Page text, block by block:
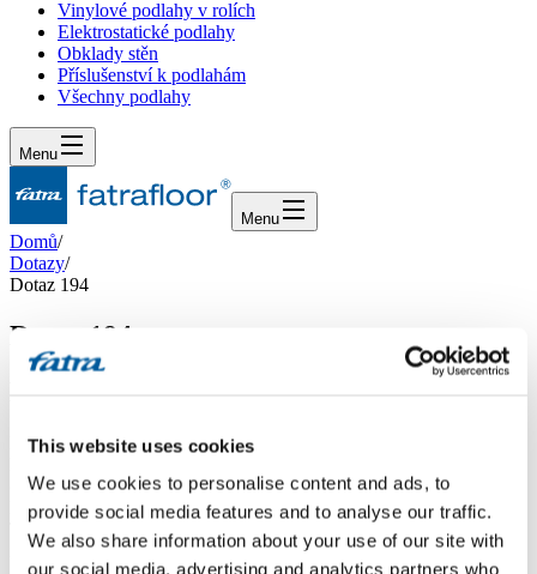
This website uses cookies
We use cookies to personalise content and ads, to
provide social media features and to analyse our traffic.
We also share information about your use of our site with
our social media, advertising and analytics partners who
Vinylové podlahy v rolích
Elektrostatické podlahy
Obklady stěn
Příslušenství k podlahám
Všechny podlahy
Menu
Menu
Domů/
Dotazy/
Dotaz 194
Dotaz 194
Dobrý den, mám v bytě zrekonstruovanou podlahu pomocí 1 cm
celkem 60 m2. Jaký je další optimální postup a materiály (stěrka,
lepidlo, broušení), pokud chci použít jako podlahovou krytinu
Thermofix Dub 10110-1? Koupelna a WC má dlažbu, těch se tato
instalace netýká. Děkuji mockrát! Outlý